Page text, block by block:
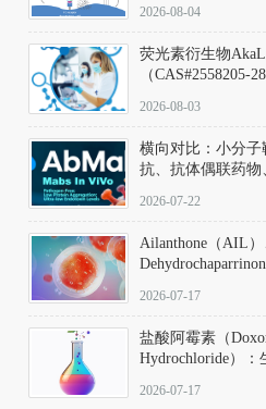
拟帕金森病的核心
2026-08-04
荧光素衍生物
（CAS#2558205-
数（Km）为2.06
发光特性赋予优异
力，大幅增强成
实现活体动物模型
量下的高灵敏度、
2026-08-03
横向对比：小分
抗、抗体偶联药物
及应用瓶颈
2026-07-22
Ailanthone（AIL
DKM货号 D806885
2026-07-17
盐酸阿霉素（
Hydrochloride）：
范
2026-07-17